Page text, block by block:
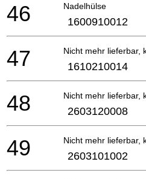
Nadelhülse
46 1600910012
Nicht mehr lieferbar,
47 1610210014
Nicht mehr lieferbar,
48 2603120008
Nicht mehr lieferbar,
49 2603101002